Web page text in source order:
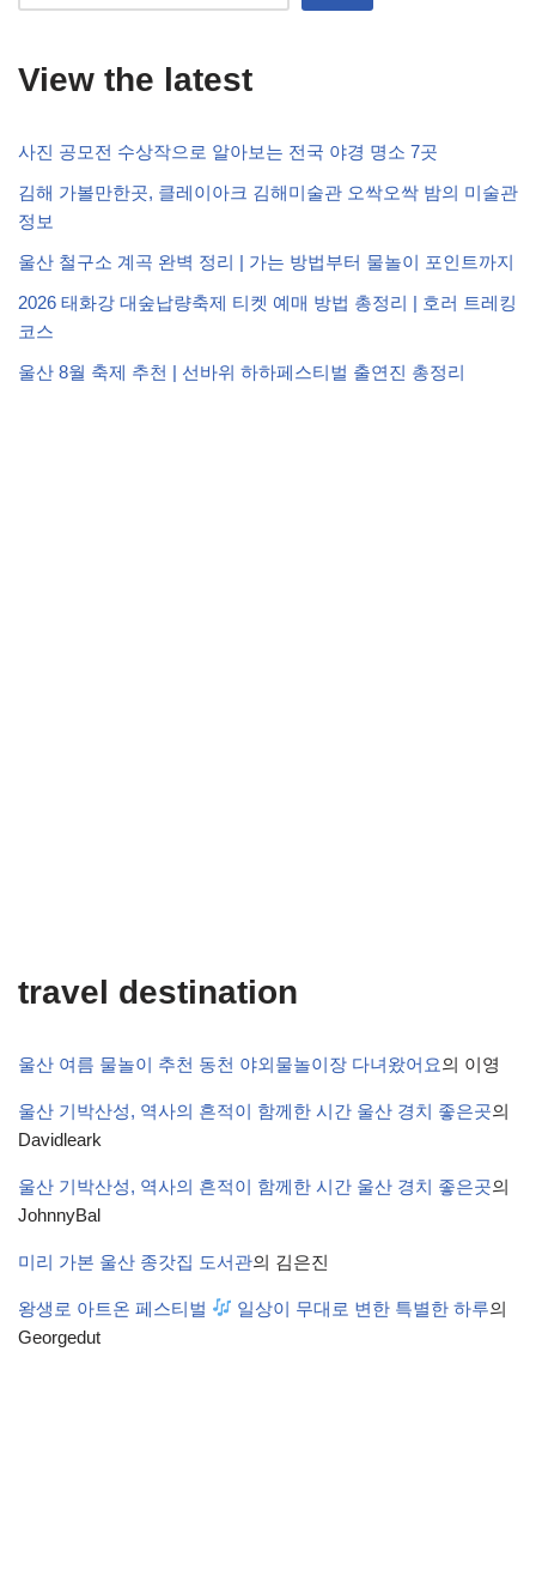
View the latest
사진 공모전 수상작으로 알아보는 전국 야경 명소 7곳
김해 가볼만한곳, 클레이아크 김해미술관 오싹오싹 밤의 미술관
정보
울산 철구소 계곡 완벽 정리 | 가는 방법부터 물놀이 포인트까지
2026 태화강 대숲납량축제 티켓 예매 방법 총정리 | 호러 트레킹
코스
울산 8월 축제 추천 | 선바위 하하페스티벌 출연진 총정리
travel destination
울산 여름 물놀이 추천 동천 야외물놀이장 다녀왔어요의 이영
울산 기박산성, 역사의 흔적이 함께한 시간 울산 경치 좋은곳의
Davidleark
울산 기박산성, 역사의 흔적이 함께한 시간 울산 경치 좋은곳의
JohnnyBal
미리 가본 울산 종갓집 도서관의 김은진
왕생로 아트온 페스티벌 일상이 무대로 변한 특별한 하루의
Georgedut